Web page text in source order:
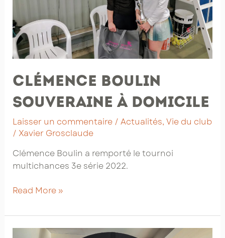
Clémence Boulin
souveraine à domicile
Laisser un commentaire / Actualités, Vie du club
/ Xavier Grosclaude
Clémence Boulin a remporté le tournoi
multichances 3e série 2022.
Clémence
souveraine
à
Read More »